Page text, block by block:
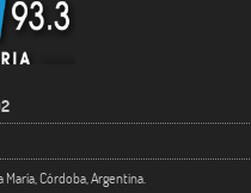
María, Córdoba, Argentina.